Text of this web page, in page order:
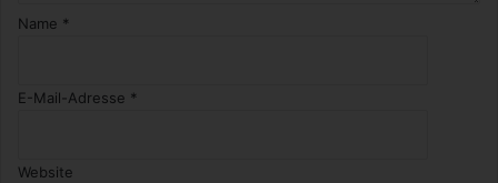
Name *
E-Mail-Adresse *
Website